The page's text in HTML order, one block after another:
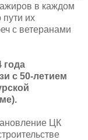
в каждом
их
с ветеранами
года
с 50-летием
ЦК